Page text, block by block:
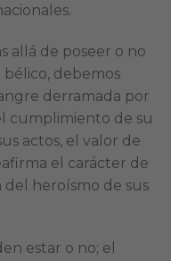
allá de poseer o no
debemos
derramada por
cumplimiento de su
actos, el valor de
el carácter de
heroísmo de sus
estar o no; el